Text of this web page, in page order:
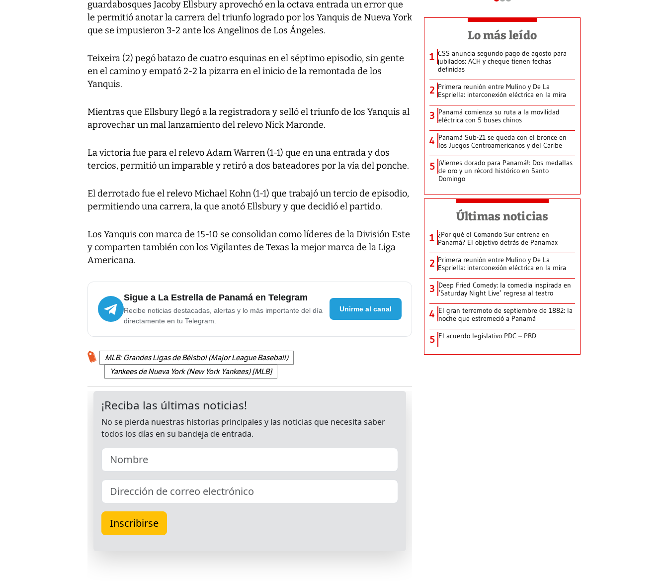
guardabosques Jacoby Ellsbury aprovechó en la octava entrada un error que
le permitió anotar la carrera del triunfo logrado por los Yanquis de Nueva York
que se impusieron 3-2 ante los Angelinos de Los Ángeles.
Teixeira (2) pegó batazo de cuatro esquinas en el séptimo episodio, sin gente
en el camino y empató 2-2 la pizarra en el inicio de la remontada de los
Yanquis.
Mientras que Ellsbury llegó a la registradora y selló el triunfo de los Yanquis al
aprovechar un mal lanzamiento del relevo Nick Maronde.
La victoria fue para el relevo Adam Warren (1-1) que en una entrada y dos
tercios, permitió un imparable y retiró a dos bateadores por la vía del ponche.
El derrotado fue el relevo Michael Kohn (1-1) que trabajó un tercio de episodio,
permitiendo una carrera, la que anotó Ellsbury y que decidió el partido.
Los Yanquis con marca de 15-10 se consolidan como líderes de la División Este
y comparten también con los Vigilantes de Texas la mejor marca de la Liga
Americana.
Sigue a La Estrella de Panamá en Telegram
Recibe noticias destacadas, alertas y lo más importante del día
directamente en tu Telegram.
Unirme al canal
MLB: Grandes Ligas de Béisbol (Major League Baseball)
Yankees de Nueva York (New York Yankees) [MLB]
Lo más leído
1 CSS anuncia segundo pago de agosto para
jubilados: ACH y cheque tienen fechas
definidas
2 Primera reunión entre Mulino y De La
Espriella: interconexión eléctrica en la mira
3 Panamá comienza su ruta a la movilidad
eléctrica con 5 buses chinos
4 Panamá Sub-21 se queda con el bronce en
los Juegos Centroamericanos y del Caribe
5 ¡Viernes dorado para Panamá!: Dos medallas
de oro y un récord histórico en Santo
Domingo
Últimas noticias
1 ¿Por qué el Comando Sur entrena en
Panamá? El objetivo detrás de Panamax
2 Primera reunión entre Mulino y De La
Espriella: interconexión eléctrica en la mira
3 Deep Fried Comedy: la comedia inspirada en
‘Saturday Night Live’ regresa al teatro
4 El gran terremoto de septiembre de 1882: la
noche que estremeció a Panamá
5 El acuerdo legislativo PDC – PRD